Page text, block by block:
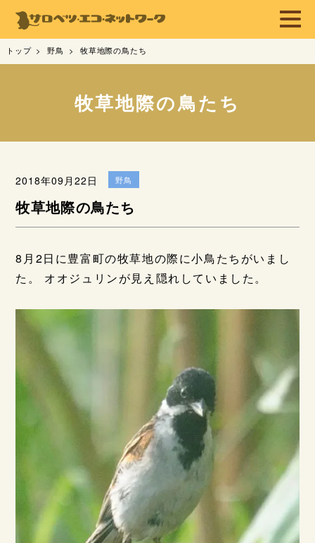
トップ 野鳥 牧草地際の鳥たち
牧草地際の鳥たち
2018年09月22日 野鳥
牧草地際の鳥たち
8月2日に豊富町の牧草地の際に小鳥たちがいまし
た。 オオジュリンが見え隠れしていました。